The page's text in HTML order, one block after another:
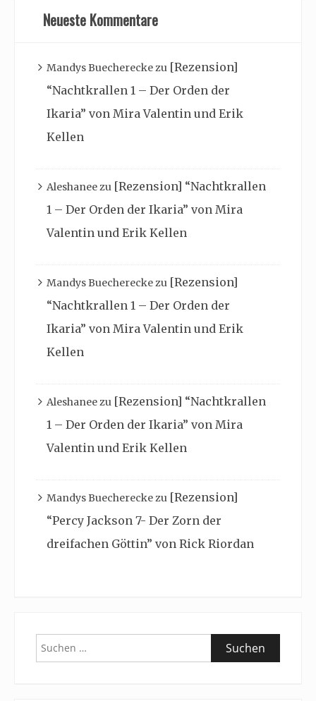
Neueste Kommentare
Mandys Buecherecke zu [Rezension]
“Nachtkrallen 1 – Der Orden der
Ikaria” von Mira Valentin und Erik
Kellen
Aleshanee zu [Rezension] “Nachtkrallen
1 – Der Orden der Ikaria” von Mira
Valentin und Erik Kellen
Mandys Buecherecke zu [Rezension]
“Nachtkrallen 1 – Der Orden der
Ikaria” von Mira Valentin und Erik
Kellen
Aleshanee zu [Rezension] “Nachtkrallen
1 – Der Orden der Ikaria” von Mira
Valentin und Erik Kellen
Mandys Buecherecke zu [Rezension]
“Percy Jackson 7- Der Zorn der
dreifachen Göttin” von Rick Riordan
Suchen
nach: